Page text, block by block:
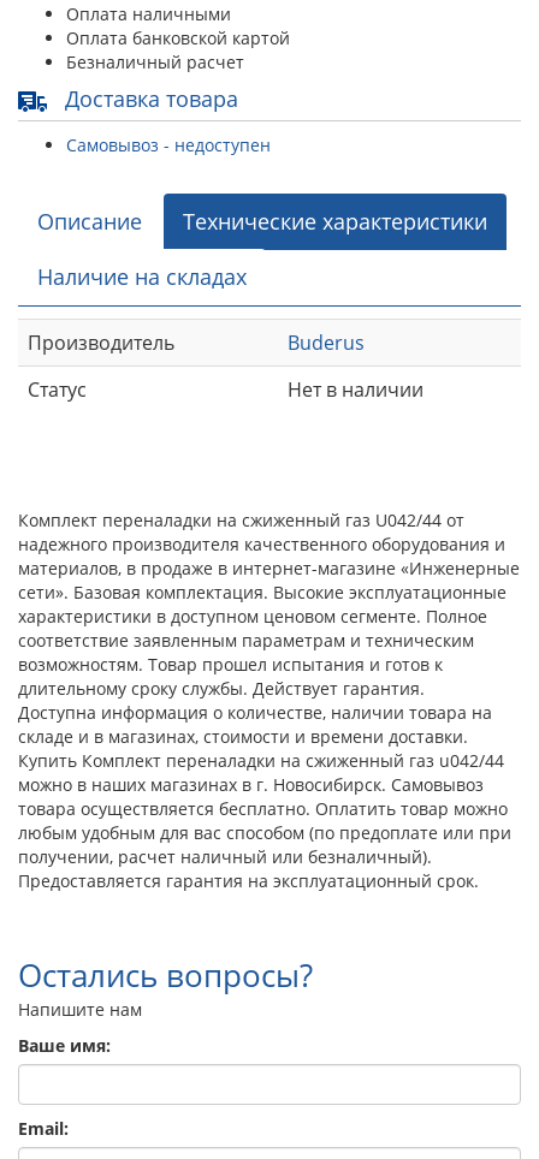
Оплата наличными
Оплата банковской картой
Безналичный расчет
Доставка товара
Самовывоз - недоступен
Описание
Технические характеристики
Наличие на складах
Производитель
Buderus
Статус
Нет в наличии
Комплект переналадки на сжиженный газ U042/44 от
надежного производителя качественного оборудования и
материалов, в продаже в интернет-магазине «Инженерные
сети». Базовая комплектация. Высокие эксплуатационные
характеристики в доступном ценовом сегменте. Полное
соответствие заявленным параметрам и техническим
возможностям. Товар прошел испытания и готов к
длительному сроку службы. Действует гарантия.
Доступна информация о количестве, наличии товара на
складе и в магазинах, стоимости и времени доставки.
Купить Комплект переналадки на сжиженный газ u042/44
можно в наших магазинах в г. Новосибирск. Самовывоз
товара осуществляется бесплатно. Оплатить товар можно
любым удобным для вас способом (по предоплате или при
получении, расчет наличный или безналичный).
Предоставляется гарантия на эксплуатационный срок.
Остались вопросы?
Напишите нам
Ваше имя:
Email: